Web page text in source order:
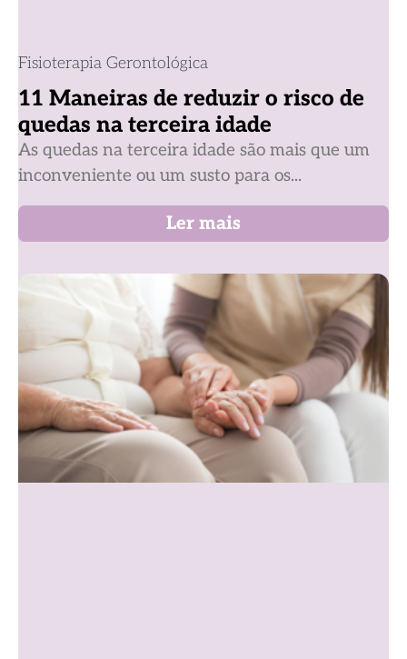
Fisioterapia Gerontológica
11 Maneiras de reduzir o risco de
quedas na terceira idade
As quedas na terceira idade são mais que um
inconveniente ou um susto para os...
Ler mais